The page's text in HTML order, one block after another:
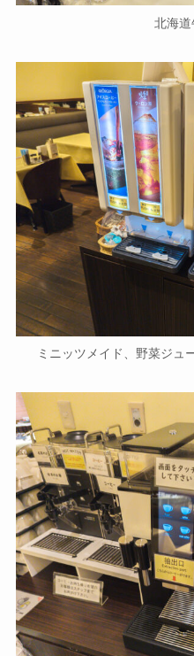
北海道
ミニッツメイド、野菜ジュ